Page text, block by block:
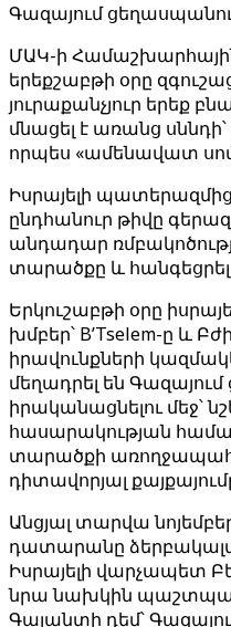
Գազայում
ՄԱԿ-ի
երեքշաբթի օրը
յուրաքանչյուր երեք
մնացել է առանց
որպես «ամենավատ
Իսրայելի
ընդհանուր թիվը
անդադար
տարածքը և
Երկուշաբթի օրը
խմբեր՝ B’Tselem-ը և
իրավունքների
մեղադրել են
իրականացնելու մեջ՝
հասարակության
տարածքի
դիտավորյալ
Անցյալ տարվա
դատարանը
Իսրայելի վարչապետ
նրա նախկին
Գալանտի դեմ՝